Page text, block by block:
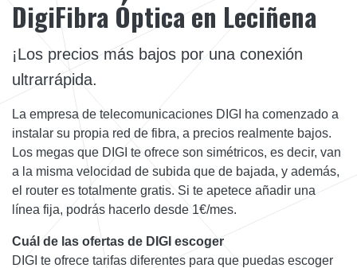
DigiFibra Óptica en Leciñena
¡Los precios más bajos por una conexión
ultrarrápida.
La empresa de telecomunicaciones DIGI ha comenzado a
instalar su propia red de fibra, a precios realmente bajos.
Los megas que DIGI te ofrece son simétricos, es decir, van
a la misma velocidad de subida que de bajada, y además,
el router es totalmente gratis. Si te apetece añadir una
línea fija, podrás hacerlo desde 1€/mes.
Cuál de las ofertas de DIGI escoger
DIGI te ofrece tarifas diferentes para que puedas escoger